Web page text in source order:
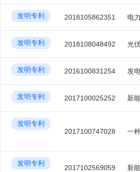
2018105862351
发明专利
2018108048492
发明专利
2016100831254
发明专利
2017100025252
发明专利
2017100747028
发明专利
2017102569059
发明专利